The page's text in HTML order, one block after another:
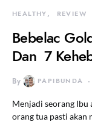
HEALTHY REVIEW
Bebelac
Dan 7
By PAPIBUNDA
Menjadi seorang Ibu
orang tua pasti akan